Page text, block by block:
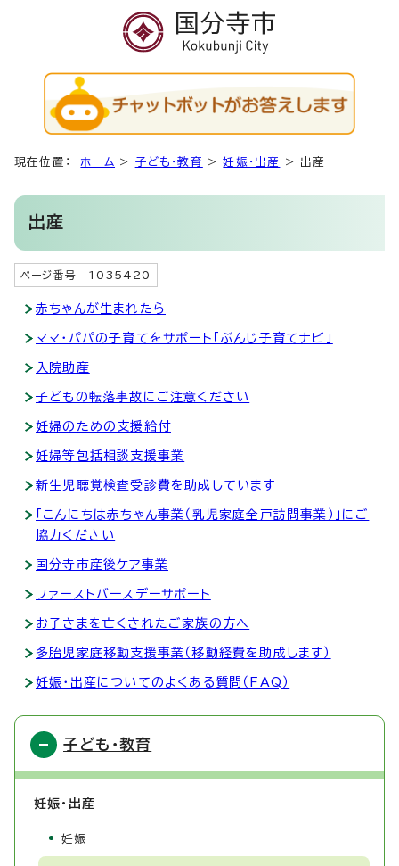
現在位置： ホーム > 子ども・教育 >妊娠・出産 > 出産
出産
ページ番号 1035420
赤ちゃんが生まれたら
ママ・パパの子育てをサポート「ぶんじ子育てナビ」
入院助産
子どもの転落事故にご注意ください
妊婦のための支援給付
妊婦等包括相談支援事業
新生児聴覚検査受診費を助成しています
「こんにちは赤ちゃん事業（乳児家庭全戸訪問事業）」にご
協力ください
国分寺市産後ケア事業
ファーストバースデーサポート
お子さまを亡くされたご家族の方へ
多胎児家庭移動支援事業（移動経費を助成します）
妊娠・出産についてのよくある質問（FAQ）
子ども・教育
妊娠・出産
妊娠